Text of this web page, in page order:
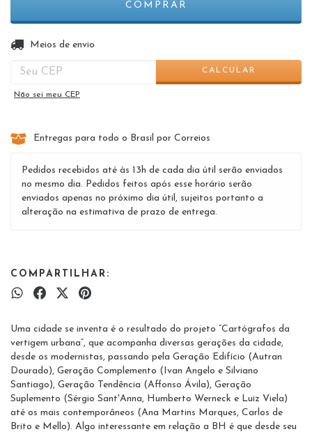
Entregas para o CEP:
Meios de envio
CALCULAR
Não sei meu CEP
Entregas para todo o Brasil por Correios
Pedidos recebidos até às 13h de cada dia útil serão enviados
no mesmo dia. Pedidos feitos após esse horário serão
enviados apenas no próximo dia útil, sujeitos portanto a
alteração na estimativa de prazo de entrega.
COMPARTILHAR:
Uma cidade se inventa é o resultado do projeto “Cartógrafos da
vertigem urbana”, que acompanha diversas gerações da cidade,
desde os modernistas, passando pela Geração Edifício (Autran
Dourado), Geração Complemento (Ivan Angelo e Silviano
Santiago), Geração Tendência (Affonso Ávila), Geração
Suplemento (Sérgio Sant'Anna, Humberto Werneck e Luiz Viela)
até os mais contemporâneos (Ana Martins Marques, Carlos de
Brito e Mello). Algo interessante em relação a BH é que desde seu